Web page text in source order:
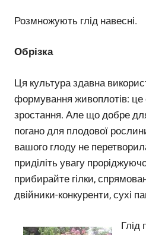
Розмножують глід навесні.
Обрізка
Ця культура здавна
формування живоплотів: це
зростання. Але що добре
погано для плодової
вашого глоду не
приділіть увагу
прибирайте гілки,
двійники-конкуренти, сухі
Глід